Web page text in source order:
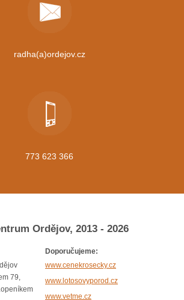
radha(a)ordejov.cz
773 623 366
Ordějov, 2013 - 2026
79,
Doporučujeme:
www.cenekrosecky.cz
www.lotosovyporod.cz
www.vetme.cz